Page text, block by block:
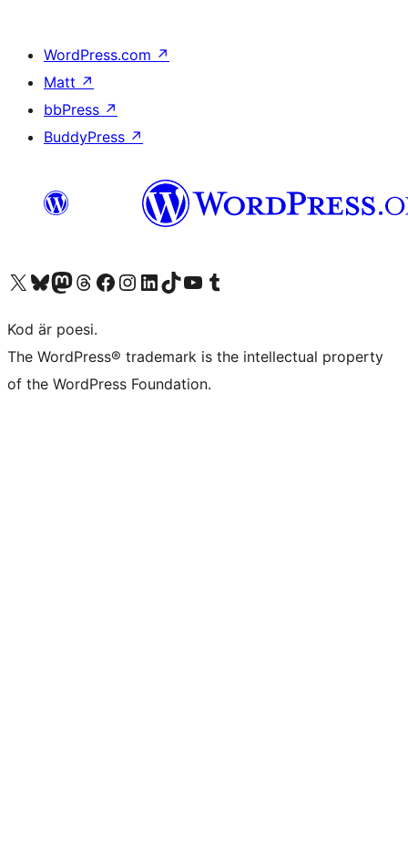
WordPress.com ↗
Matt ↗
bbPress ↗
BuddyPress ↗
Besök vår X-konto (f.d. Twitter)
Besök vårt Bluesky-konto
Besök vårt Mastodon-konto
Besök vårt Thread-konto
Besök vår Facebook-sidaBesök vårt Instagram-konto
Besök vårt LinkedIn-konto
Besök vårt TikTok-konto
Besök vår YouTube-kanalBesök vårt Tumblr-konto
Kod är poesi.
The WordPress® trademark is the intellectual property
of the WordPress Foundation.